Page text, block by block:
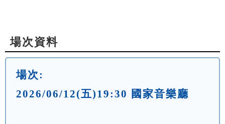
場次資料
場次:
2026/06/12(五)19:30 國家音樂廳